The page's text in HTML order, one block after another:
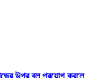
উপর বল প্রয়োগ করলে